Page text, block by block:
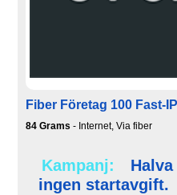
Fiber Företag 100 Fast-
84 Grams - Internet, Via fiber
Kampanj:
ingen startavgift.